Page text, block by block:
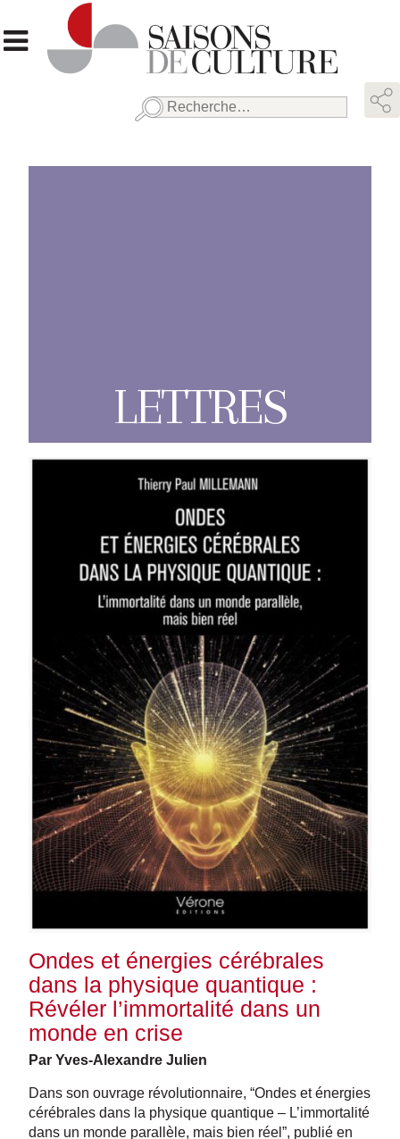
Rechercher :
LETTRES
Ondes et énergies cérébrales
dans la physique quantique :
Révéler l’immortalité dans un
monde en crise
Par Yves-Alexandre Julien
Dans son ouvrage révolutionnaire, “Ondes et énergies
cérébrales dans la physique quantique – L’immortalité
dans un monde parallèle, mais bien réel”, publié en